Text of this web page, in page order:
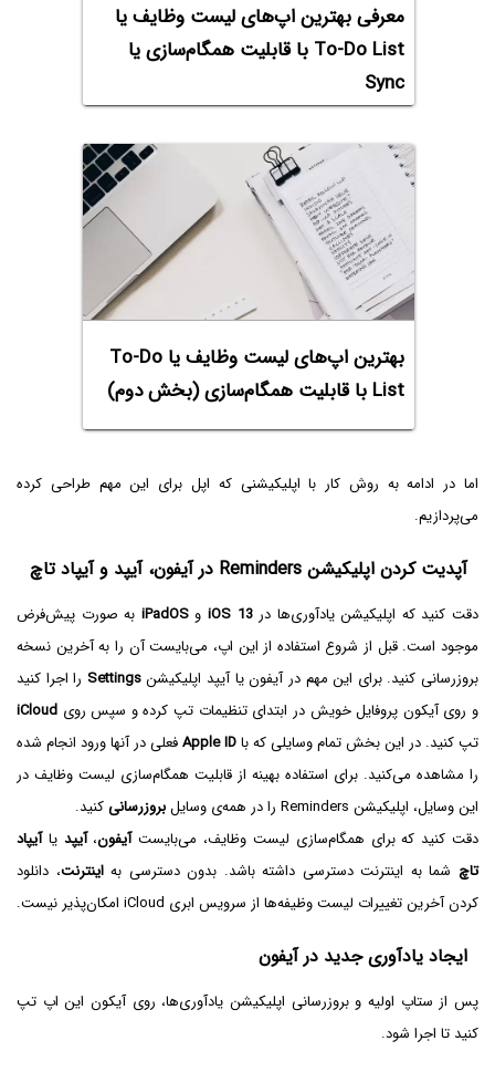
معرفی بهترین اپ‌های لیست وظایف یا
To-Do List با قابلیت همگام‌سازی یا
Sync
بهترین اپ‌های لیست وظایف یا To-Do
List با قابلیت همگام‌سازی (بخش دوم)
اما در ادامه به روش کار با اپلیکیشنی که اپل برای این مهم طراحی کرده
می‌پردازیم.
آپدیت کردن اپلیکیشن Reminders در آیفون، آیپد و آیپاد تاچ
دقت کنید که اپلیکیشن یادآوری‌ها درiOS 13 وiPadOS به صورت پیش‌فرض
موجود است. قبل از شروع استفاده از این اپ، می‌بایست آن را به آخرین نسخه
بروزرسانی کنید. برای این مهم در آیفون یا آیپد اپلیکیشنSettings را اجرا کنید
و روی آیکون پروفایل خویش در ابتدای تنظیمات تپ کرده و سپس روی iCloud
تپ کنید. در این بخش تمام وسایلی که باApple IDفعلی در آنها ورود انجام شده
را مشاهده می‌‌کنید. برای استفاده بهینه از قابلیت همگام‌سازی لیست وظایف در
این وسایل، اپلیکیشن Reminders را در همه‌ی وسایل
بروزرسانیکنید.
دقت کنید که برای همگام‌سازی لیست وظایف، می‌بایستآیفون،آیپد یاآیپاد
تاچشما به اینترنت دسترسی داشته باشد. بدون دسترسی بهاینترنت، دانلود
کردن آخرین تغییرات لیست وظیفه‌ها از سرویس ابری iCloud امکان‌پذیر نیست.
ایجاد یادآوری جدید در آیفون
پس از ستاپ اولیه و بروزرسانی اپلیکیشن یادآوری‌ها، روی آیکون این اپ تپ
کنید تا اجرا شود.